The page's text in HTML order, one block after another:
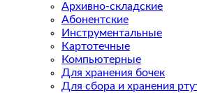
Архивно-складские
Абонентские
Инструментальные
Картотечные
Компьютерные
Для хранения бочек
Для сбора и хранения